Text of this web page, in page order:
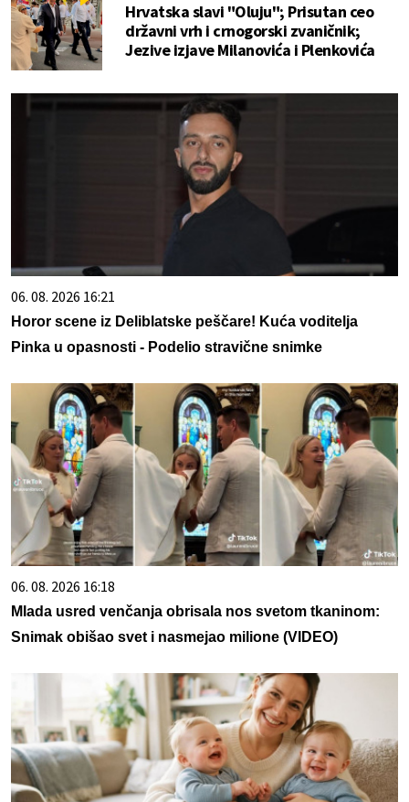
Hrvatska slavi "Oluju"; Prisutan ceo
državni vrh i crnogorski zvaničnik;
Jezive izjave Milanovića i Plenkovića
06. 08. 2026 16:21
Horor scene iz Deliblatske peščare! Kuća voditelja
Pinka u opasnosti - Podelio stravične snimke
06. 08. 2026 16:18
Mlada usred venčanja obrisala nos svetom tkaninom:
Snimak obišao svet i nasmejao milione (VIDEO)